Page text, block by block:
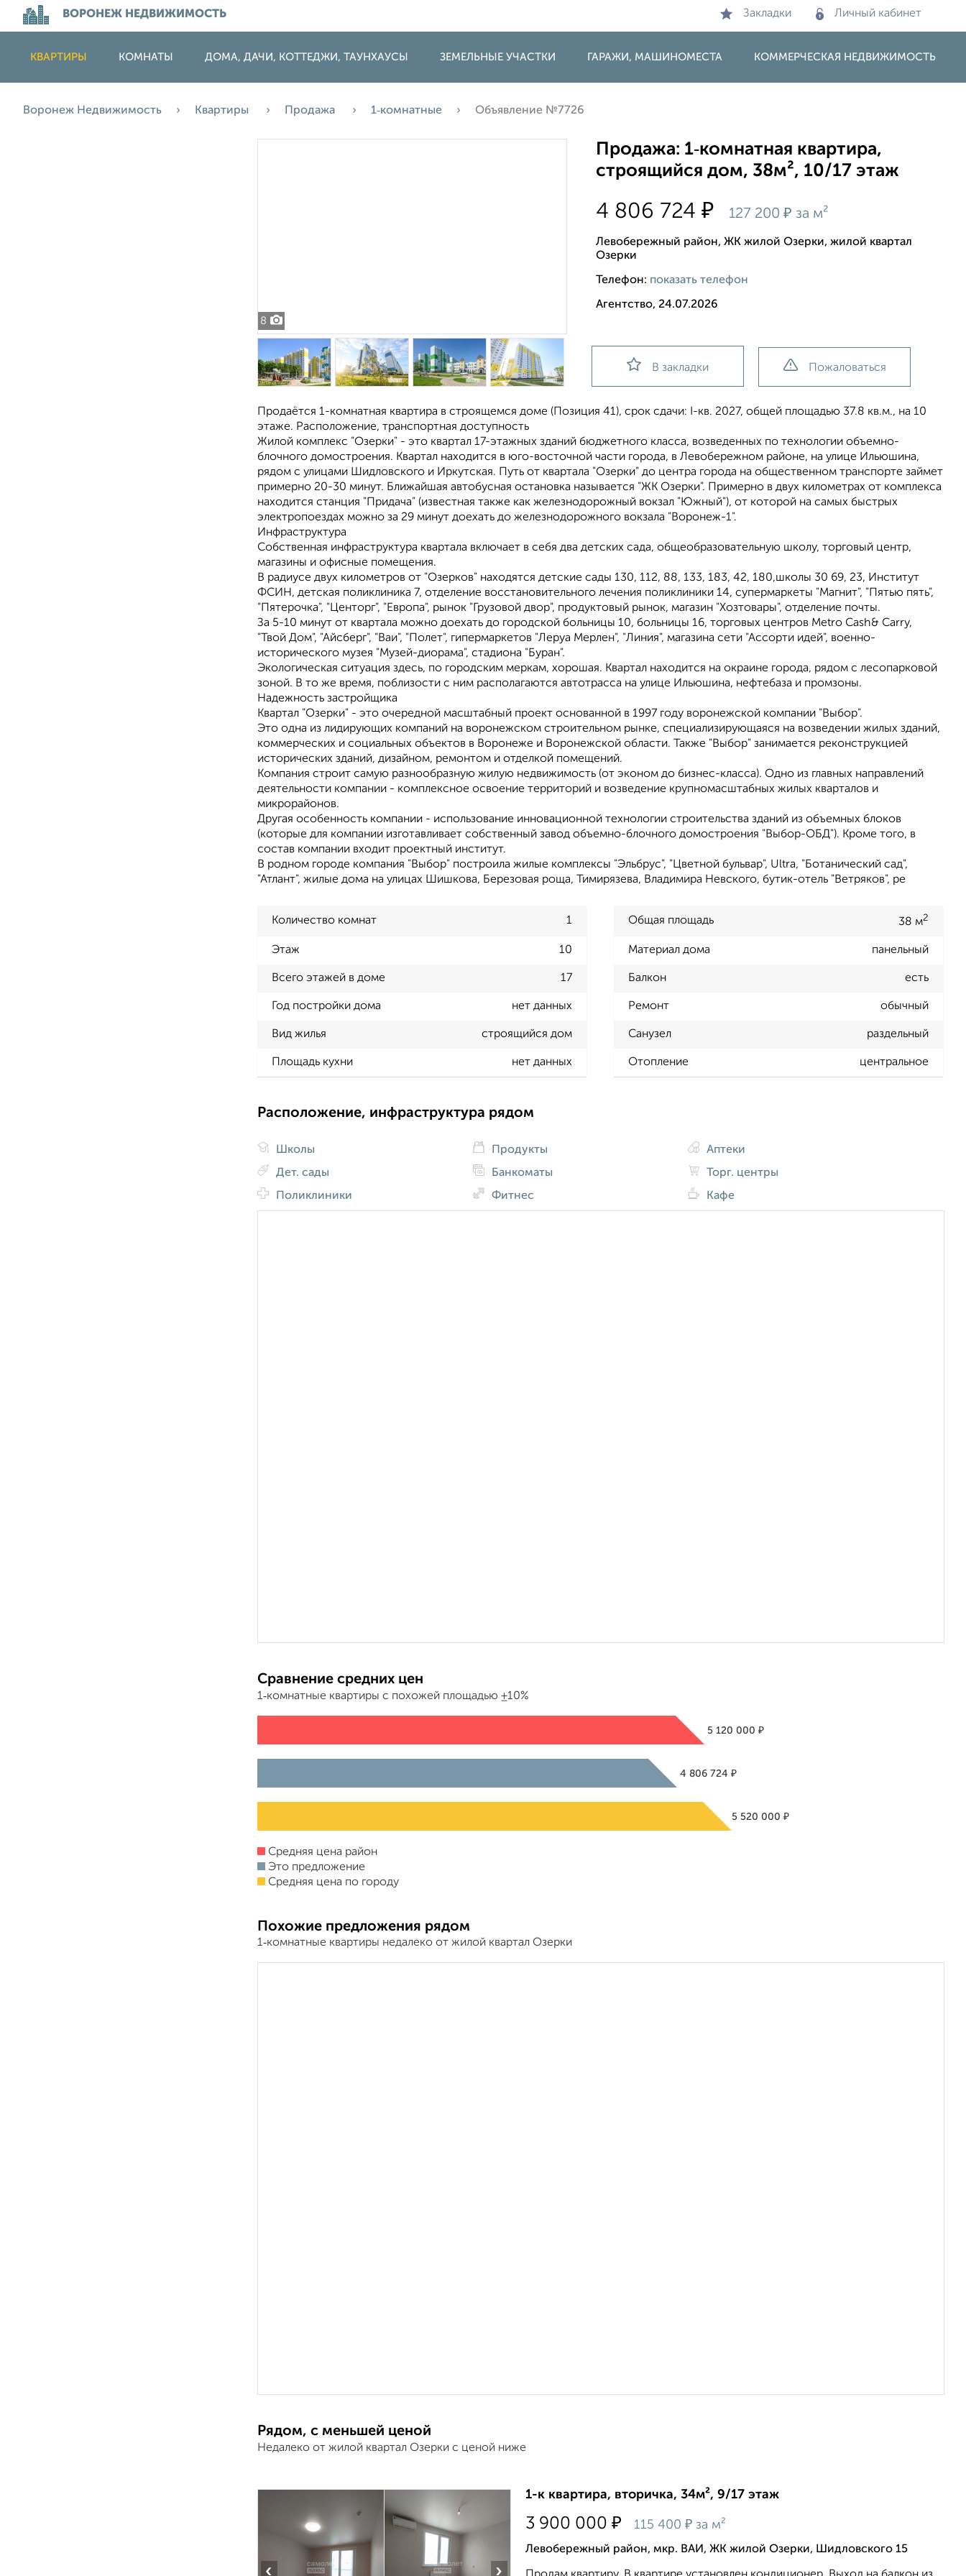
ВОРОНЕЖ НЕДВИЖИМОСТЬ Закладки Личный кабинет
КВАРТИРЫ КОМНАТЫ ДОМА, ДАЧИ, КОТТЕДЖИ, ТАУНХАУСЫ ЗЕМЕЛЬНЫЕ УЧАСТКИ ГАРАЖИ, МАШИНОМЕСТА КОММЕРЧЕСКАЯ НЕДВИЖИМОСТЬ
Воронеж Недвижимость Квартиры Продажа 1‑комнатные Объявление №7726
8
Продажа: 1‑комнатная квартира,
строящийся дом, 38м², 10/17 этаж
4 806 724₽ 127 200₽ за м²
Левобережный район, ЖК жилой Озерки, жилой квартал
Озерки
Телефон: показать телефон
Агентство, 24.07.2026
В закладки Пожаловаться
Продаётся 1-комнатная квартира в строящемся доме (Позиция 41), срок сдачи: I-кв. 2027, общей площадью 37.8 кв.м., на 10
этаже. Расположение, транспортная доступность
Жилой комплекс "Озерки" - это квартал 17-этажных зданий бюджетного класса, возведенных по технологии объемно-
блочного домостроения. Квартал находится в юго-восточной части города, в Левобережном районе, на улице Ильюшина,
рядом с улицами Шидловского и Иркутская. Путь от квартала "Озерки" до центра города на общественном транспорте займет
примерно 20-30 минут. Ближайшая автобусная остановка называется "ЖК Озерки". Примерно в двух километрах от комплекса
находится станция "Придача" (известная также как железнодорожный вокзал "Южный"), от которой на самых быстрых
электропоездах можно за 29 минут доехать до железнодорожного вокзала "Воронеж-1".
Инфраструктура
Собственная инфраструктура квартала включает в себя два детских сада, общеобразовательную школу, торговый центр,
магазины и офисные помещения.
В радиусе двух километров от "Озерков" находятся детские сады 130, 112, 88, 133, 183, 42, 180,школы 30 69, 23, Институт
ФСИН, детская поликлиника 7, отделение восстановительного лечения поликлиники 14, супермаркеты "Магнит", "Пятью пять",
"Пятерочка", "Центорг", "Европа", рынок "Грузовой двор", продуктовый рынок, магазин "Хозтовары", отделение почты.
За 5-10 минут от квартала можно доехать до городской больницы 10, больницы 16, торговых центров Metro Cash& Carry,
"Твой Дом", "Айсберг", "Ваи", "Полет", гипермаркетов "Леруа Мерлен", "Линия", магазина сети "Ассорти идей", военно-
исторического музея "Музей-диорама", стадиона "Буран".
Экологическая ситуация здесь, по городским меркам, хорошая. Квартал находится на окраине города, рядом с лесопарковой
зоной. В то же время, поблизости с ним располагаются автотрасса на улице Ильюшина, нефтебаза и промзоны.
Надежность застройщика
Квартал "Озерки" - это очередной масштабный проект основанной в 1997 году воронежской компании "Выбор".
Это одна из лидирующих компаний на воронежском строительном рынке, специализирующаяся на возведении жилых зданий,
коммерческих и социальных объектов в Воронеже и Воронежской области. Также "Выбор" занимается реконструкцией
исторических зданий, дизайном, ремонтом и отделкой помещений.
Компания строит самую разнообразную жилую недвижимость (от эконом до бизнес-класса). Одно из главных направлений
деятельности компании - комплексное освоение территорий и возведение крупномасштабных жилых кварталов и
микрорайонов.
Другая особенность компании - использование инновационной технологии строительства зданий из объемных блоков
(которые для компании изготавливает собственный завод объемно-блочного домостроения "Выбор-ОБД"). Кроме того, в
состав компании входит проектный институт.
В родном городе компания "Выбор" построила жилые комплексы "Эльбрус", "Цветной бульвар", Ultra, "Ботанический сад",
"Атлант", жилые дома на улицах Шишкова, Березовая роща, Тимирязева, Владимира Невского, бутик-отель "Ветряков", ре
Количество комнат 1 Общая площадь 38 м2
Этаж 10 Материал дома панельный
Всего этажей в доме 17 Балкон есть
Год постройки дома нет данных Ремонт обычный
Вид жилья строящийся дом Санузел раздельный
Площадь кухни нет данных Отопление центральное
Расположение, инфраструктура рядом
Школы
Дет. сады
Поликлиники
Продукты
Банкоматы
Фитнес
Аптеки
Торг. центры
Кафе
Сравнение средних цен
1‑комнатные квартиры с похожей площадью ±10%
5 120 000 ₽
4 806 724 ₽
5 520 000₽
Средняя цена район
Это предложение
Средняя цена по городу
Похожие предложения рядом
1‑комнатные квартиры недалеко от жилой квартал Озерки
Рядом, с меньшей ценой
Недалеко от жилой квартал Озерки с ценой ниже
‹ ›
1-к квартира, вторичка, 34м², 9/17 этаж
3 900 000 ₽ 115 400 ₽ за м²
Левобережный район, мкр. ВАИ, ЖК жилой Озерки, Шидловского 15